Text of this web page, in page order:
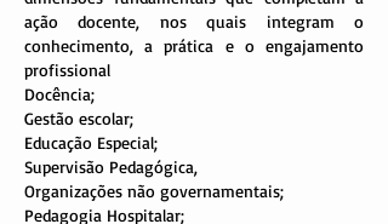
ação docente, nos quais integram o
conhecimento, a prática e o engajamento
profissional
Docência;
Gestão escolar;
Educação Especial;
Supervisão Pedagógica,
Organizações não governamentais;
Pedagogia Hospitalar;